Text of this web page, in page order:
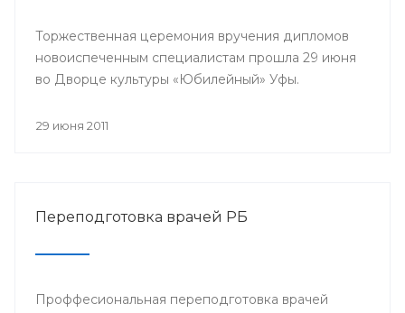
Торжественная церемония вручения дипломов
новоиспеченным специалистам прошла 29 июня
во Дворце культуры «Юбилейный» Уфы.
29 июня 2011
Переподготовка врачей РБ
Проффесиональная переподготовка врачей